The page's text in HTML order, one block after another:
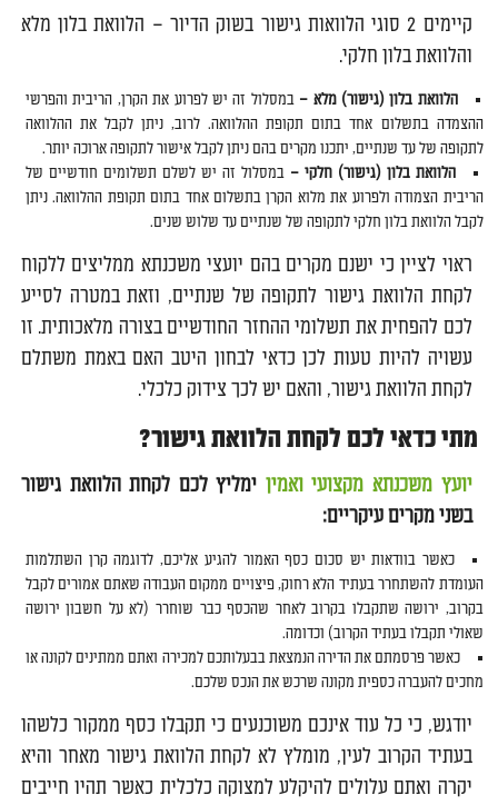
קיימים 2 סוגי הלוואות גישור בשוק הדיור – הלוואת בלון מלא
והלוואת בלון חלקי.
הלוואת בלון (גישור) מלא –במסלול זה יש לפרוע את הקרן, הריבית והפרשי
ההצמדה בתשלום אחד בתום תקופת ההלוואה. לרוב, ניתן לקבל את ההלוואה
לתקופה של עד שנתיים, יתכנו מקרים בהם ניתן לקבל אישור לתקופה ארוכה יותר.
הלוואת בלון (גישור) חלקי – במסלול זה יש לשלם תשלומים חודשיים של
הריבית הצמודה ולפרוע את מלוא הקרן בתשלום אחד בתום תקופת ההלוואה. ניתן
לקבל הלוואת בלון חלקי לתקופה של שנתיים עד שלוש שנים.
ראוי לציין כי ישנם מקרים בהם יועצי משכנתא ממליצים ללקוח
לקחת הלוואת גישור לתקופה של שנתיים, וזאת במטרה לסייע
לכם להפחית את תשלומי ההחזר החודשיים בצורה מלאכותית. זו
עשויה להיות טעות לכן כדאי לבחון היטב האם באמת משתלם
לקחת הלוואת גישור, והאם יש לכך צידוק כלכלי.
מתי כדאי לכם לקחת הלוואת גישור?
יועץ משכנתא מקצועי ואמין ימליץ לכם לקחת הלוואת גישור
בשני מקרים עיקריים:
כאשר בוודאות יש סכום כסף האמור להגיע אליכם, לדוגמה קרן השתלמות
העומדת להשתחרר בעתיד הלא רחוק, פיצויים ממקום העבודה שאתם אמורים לקבל
בקרוב, ירושה שתקבלו בקרוב לאחר שהכסף כבר שוחרר (לא על חשבון ירושה
שאולי תקבלו בעתיד הקרוב) וכדומה.
כאשר פרסמתם את הדירה הנמצאת בבעלותכם למכירה ואתם ממתינים לקונה או
מחכים להעברה כספית מקונה שרכש את הנכס שלכם.
יודגש, כי כל עוד אינכם משוכנעים כי תקבלו כסף ממקור כלשהו
בעתיד הקרוב לעין, מומלץ לא לקחת הלוואת גישור מאחר והיא
יקרה ואתם עלולים להיקלע למצוקה כלכלית כאשר תהיו חייבים